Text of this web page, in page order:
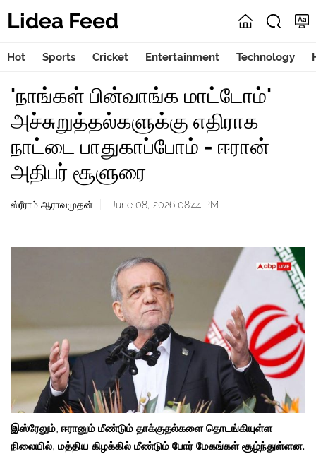
Lidea Feed
Hot Sports Cricket Entertainment Technology
'நாங்கள் பின்வாங்க மாட்டோம்'
அச்சுறுத்தல்களுக்கு எதிராக
நாட்டை பாதுகாப்போம் - ஈரான்
அதிபர் சூளுரை
ஸ்ரீராம் ஆராவமுதன் June 08, 2026 08:44 PM
இஸ்ரேலும், ஈரானும் மீண்டும் தாக்குதல்களை தொடங்கியுள்ள
நிலையில், மத்திய கிழக்கில் மீண்டும் போர் மேகங்கள் சூழ்ந்துள்ளன.